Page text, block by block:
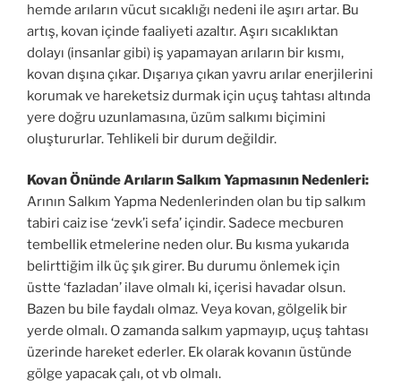
hemde arıların vücut sıcaklığı nedeni ile aşırı artar. Bu
artış, kovan içinde faaliyeti azaltır. Aşırı sıcaklıktan
dolayı (insanlar gibi) iş yapamayan arıların bir kısmı,
kovan dışına çıkar. Dışarıya çıkan yavru arılar enerjilerini
korumak ve hareketsiz durmak için uçuş tahtası altında
yere doğru uzunlamasına, üzüm salkımı biçimini
oluştururlar. Tehlikeli bir durum değildir.
Kovan Önünde Arıların Salkım Yapmasının Nedenleri:
Arının Salkım Yapma Nedenlerinden olan bu tip salkım
tabiri caiz ise ‘zevk’i sefa’ içindir. Sadece mecburen
tembellik etmelerine neden olur. Bu kısma yukarıda
belirttiğim ilk üç şık girer. Bu durumu önlemek için
üstte ‘fazladan’ ilave olmalı ki, içerisi havadar olsun.
Bazen bu bile faydalı olmaz. Veya kovan, gölgelik bir
yerde olmalı. O zamanda salkım yapmayıp, uçuş tahtası
üzerinde hareket ederler. Ek olarak kovanın üstünde
gölge yapacak çalı, ot vb olmalı.